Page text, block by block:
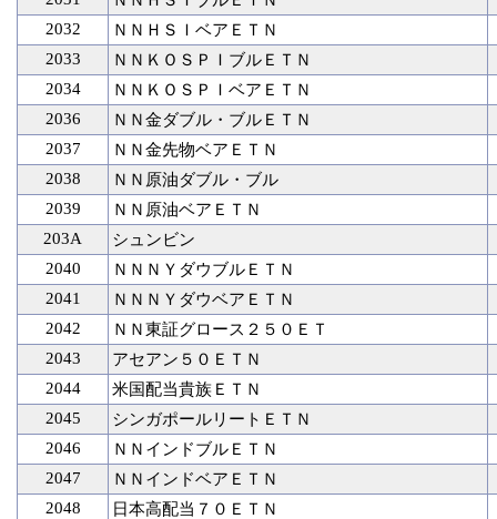
2032
ＮＮＨＳＩベアＥＴＮ
2033
ＮＮＫＯＳＰＩブルＥＴＮ
2034
ＮＮＫＯＳＰＩベアＥＴＮ
2036
ＮＮ金ダブル・ブルＥＴＮ
2037
ＮＮ金先物ベアＥＴＮ
2038
ＮＮ原油ダブル・ブル
2039
ＮＮ原油ベアＥＴＮ
203A
シュンビン
2040
ＮＮＮＹダウブルＥＴＮ
2041
ＮＮＮＹダウベアＥＴＮ
2042
ＮＮ東証グロース２５０ＥＴ
2043
アセアン５０ＥＴＮ
2044
米国配当貴族ＥＴＮ
2045
シンガポールリートＥＴＮ
2046
ＮＮインドブルＥＴＮ
2047
ＮＮインドベアＥＴＮ
2048
日本高配当７０ＥＴＮ